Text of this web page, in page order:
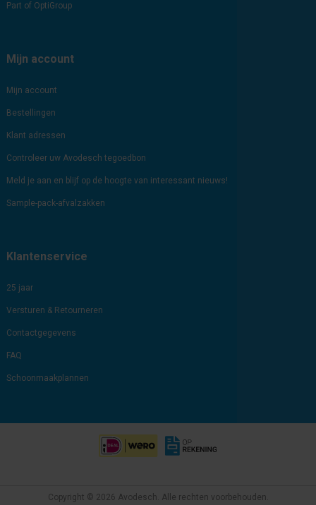
Part of OptiGroup
Mijn account
Mijn account
Bestellingen
Klant adressen
Controleer uw Avodesch tegoedbon
Meld je aan en blijf op de hoogte van interessant nieuws!
Sample-pack-afvalzakken
Klantenservice
25 jaar
Versturen & Retourneren
Contactgegevens
FAQ
Schoonmaakplannen
Copyright © 2026 Avodesch. Alle rechten voorbehouden.